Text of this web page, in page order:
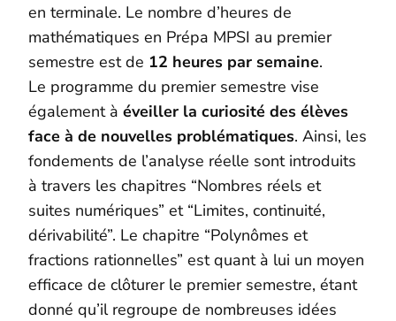
en terminale. Le nombre d’heures de
mathématiques en Prépa MPSI au premier
semestre est de 12 heures par semaine.
Le programme du premier semestre vise
également àéveiller la curiosité des élèves
face à de nouvelles problématiques. Ainsi, les
fondements de l’analyse réelle sont introduits
à travers les chapitres “Nombres réels et
suites numériques” et “Limites, continuité,
dérivabilité”. Le chapitre “Polynômes et
fractions rationnelles” est quant à lui un moyen
efficace de clôturer le premier semestre, étant
donné qu’il regroupe de nombreuses idées